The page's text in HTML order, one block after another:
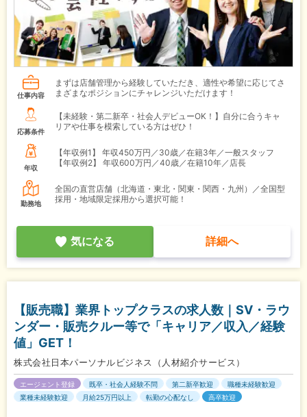
仕事内容
まずは店舗管理から経験していただき、適性や希望に応じてさ
まざまなポジションにチャレンジいただけます！
応募条件
【未経験・第二新卒・社会人デビューOK！】自分に合うキャ
リアや仕事を模索している方はぜひ！
年収
【年収例1】
年収450万円／30歳／在籍3年／一般スタッフ
【年収例2】
年収600万円／40歳／在籍10年／店長
勤務地
全国の直営店舗（北海道・東北・関東・関西・九州）／全国型
採用・地域限定採用から選択可能！
気になる 詳細へ
【販売職】業界トップクラスの求人数｜SV・ラウ
ンダー・販売クルー等で「キャリア／収入／経験
値」GET！
株式会社日本パーソナルビジネス（人材紹介サービス）
エージェント登録 既卒・社会人経験不問 第二新卒歓迎
職種未経験歓迎
業種未経験歓迎
月給25万円以上 転勤の心配なし 高卒歓迎